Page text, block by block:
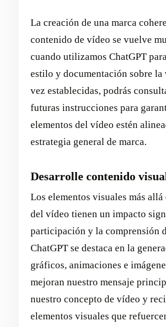
La creación de una marca
contenido de vídeo se vuelve
cuando utilizamos ChatGPT
estilo y documentación sobre la
vez establecidas, podrás
futuras instrucciones para
elementos del vídeo estén
estrategia general de marca.
Desarrolle contenido
Los elementos visuales más
del vídeo tienen un impacto
participación y la comprensión
ChatGPT se destaca en la
gráficos, animaciones e
mejoran nuestro mensaje
nuestro concepto de vídeo y
elementos visuales que